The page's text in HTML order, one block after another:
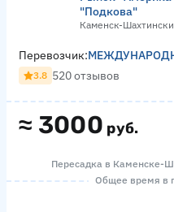
"Подкова"
Каменск-
≈ 3000 руб.
Перевозчик:
3.8 520 отзывов
Пересадка в Каменске-
Общее время в